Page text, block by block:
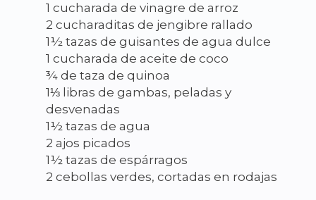
1 cucharada de vinagre de arroz
2 cucharaditas de jengibre rallado
1½ tazas de guisantes de agua dulce
1 cucharada de aceite de coco
¾ de taza de quinoa
1⅓ libras de gambas, peladas y
desvenadas
1½ tazas de agua
2 ajos picados
1½ tazas de espárragos
2 cebollas verdes, cortadas en rodajas